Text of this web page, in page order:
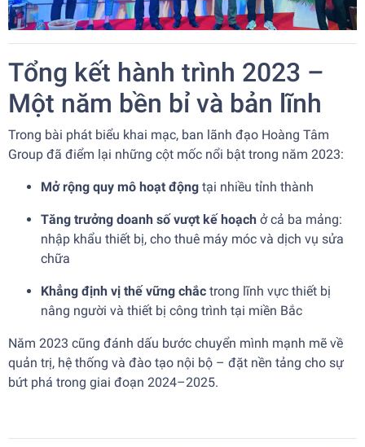
Tổng kết hành trình 2023 –
Một năm bền bỉ và bản lĩnh
Trong bài phát biểu khai mạc, ban lãnh đạo Hoàng Tâm
Group đã điểm lại những cột mốc nổi bật trong năm 2023:
Mở rộng quy mô hoạt động tại nhiều tỉnh thành
Tăng trưởng doanh số vượt kế hoạch ở cả ba mảng:
nhập khẩu thiết bị, cho thuê máy móc và dịch vụ sửa
chữa
Khẳng định vị thế vững chắc trong lĩnh vực thiết bị
nâng người và thiết bị công trình tại miền Bắc
Năm 2023 cũng đánh dấu bước chuyển mình mạnh mẽ về
quản trị, hệ thống và đào tạo nội bộ – đặt nền tảng cho sự
bứt phá trong giai đoạn 2024–2025.